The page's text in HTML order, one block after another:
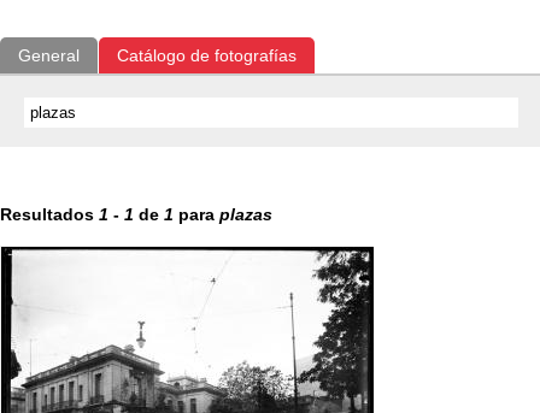
General Catálogo de fotografías
Resultados 1 - 1 de 1 para plazas